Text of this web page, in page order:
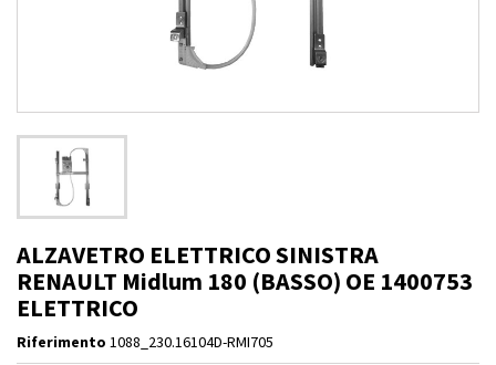
ALZAVETRO ELETTRICO SINISTRA
RENAULT Midlum 180 (BASSO) OE 1400753
ELETTRICO
Riferimento 1088_230.16104D-RMI705